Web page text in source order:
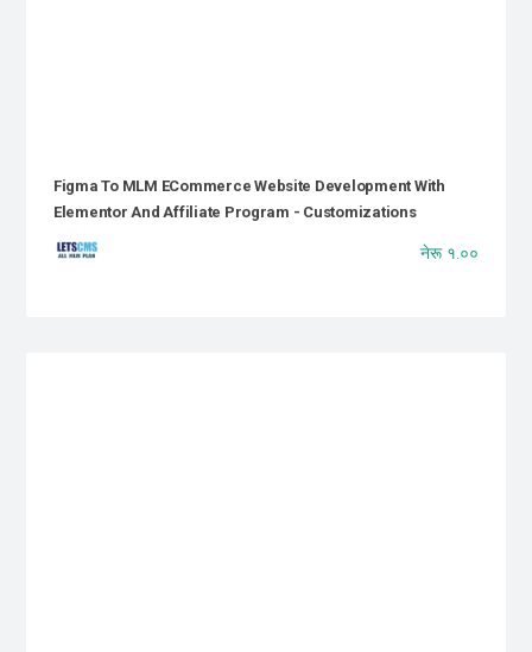
Figma To MLM ECommerce Website Development With
Elementor And Affiliate Program - Customizations
नेरू १.००